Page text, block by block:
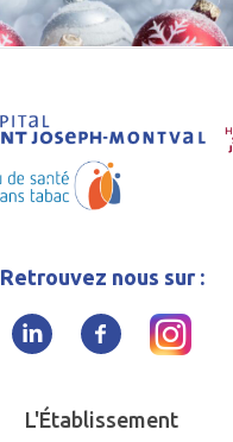
Retrouvez nous sur :
L'Établissement